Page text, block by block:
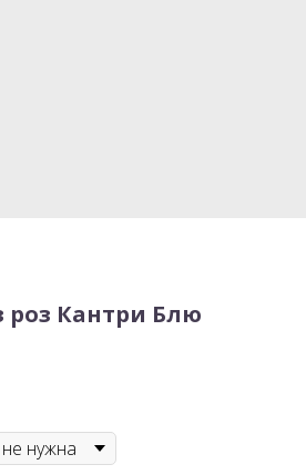
роз Кантри Блю